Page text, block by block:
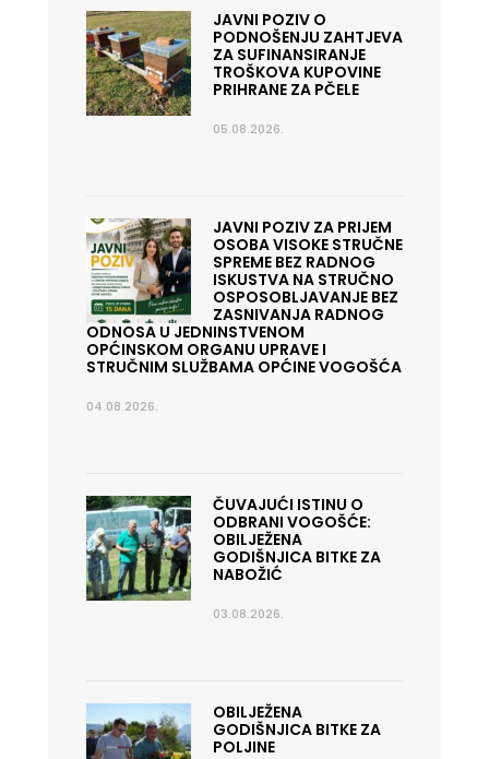
JAVNI POZIV O
PODNOŠENJU ZAHTJEVA
ZA SUFINANSIRANJE
TROŠKOVA KUPOVINE
PRIHRANE ZA PČELE
05.08.2026.
JAVNI POZIV ZA PRIJEM
OSOBA VISOKE STRUČNE
SPREME BEZ RADNOG
ISKUSTVA NA STRUČNO
OSPOSOBLJAVANJE BEZ
ZASNIVANJA RADNOG
ODNOSA U JEDNINSTVENOM
OPĆINSKOM ORGANU UPRAVE I
STRUČNIM SLUŽBAMA OPĆINE VOGOŠĆA
04.08.2026.
ČUVAJUĆI ISTINU O
ODBRANI VOGOŠĆE:
OBILJEŽENA
GODIŠNJICA BITKE ZA
NABOŽIĆ
03.08.2026.
OBILJEŽENA
GODIŠNJICA BITKE ZA
POLJINE